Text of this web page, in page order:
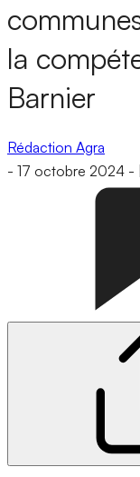
la
Barnier
Rédaction Agra
- 17 octobre 2024 -